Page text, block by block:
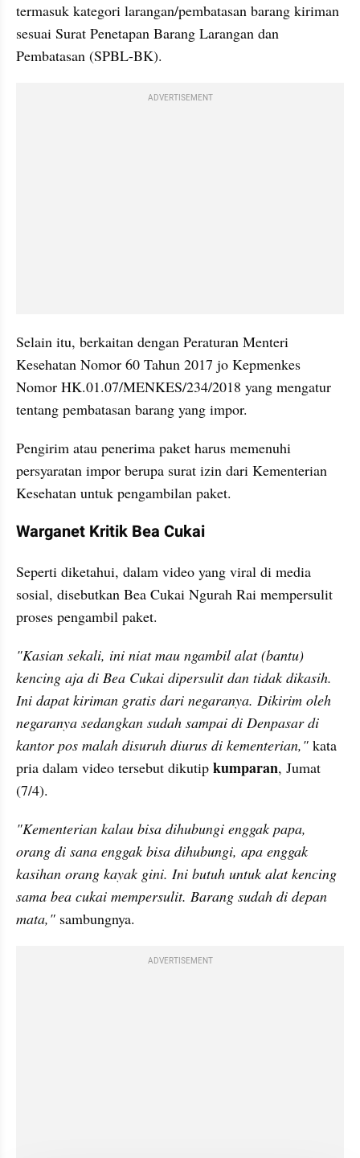
termasuk kategori larangan/pembatasan barang kiriman
sesuai Surat Penetapan Barang Larangan dan
Pembatasan (SPBL-BK).
ADVERTISEMENT
Selain itu, berkaitan dengan Peraturan Menteri
Kesehatan Nomor 60 Tahun 2017 jo Kepmenkes
Nomor HK.01.07/MENKES/234/2018 yang mengatur
tentang pembatasan barang yang impor.
Pengirim atau penerima paket harus memenuhi
persyaratan impor berupa surat izin dari Kementerian
Kesehatan untuk pengambilan paket.
Warganet Kritik Bea Cukai
Seperti diketahui, dalam video yang viral di media
sosial, disebutkan Bea Cukai Ngurah Rai mempersulit
proses pengambil paket.
"Kasian sekali, ini niat mau ngambil alat (bantu)
kencing aja di Bea Cukai dipersulit dan tidak dikasih.
Ini dapat kiriman gratis dari negaranya. Dikirim oleh
negaranya sedangkan sudah sampai di Denpasar di
kantor pos malah disuruh diurus di kementerian," kata
pria dalam video tersebut dikutip kumparan, Jumat
(7/4).
"Kementerian kalau bisa dihubungi enggak papa,
orang di sana enggak bisa dihubungi, apa enggak
kasihan orang kayak gini. Ini butuh untuk alat kencing
sama bea cukai mempersulit. Barang sudah di depan
mata," sambungnya.
ADVERTISEMENT